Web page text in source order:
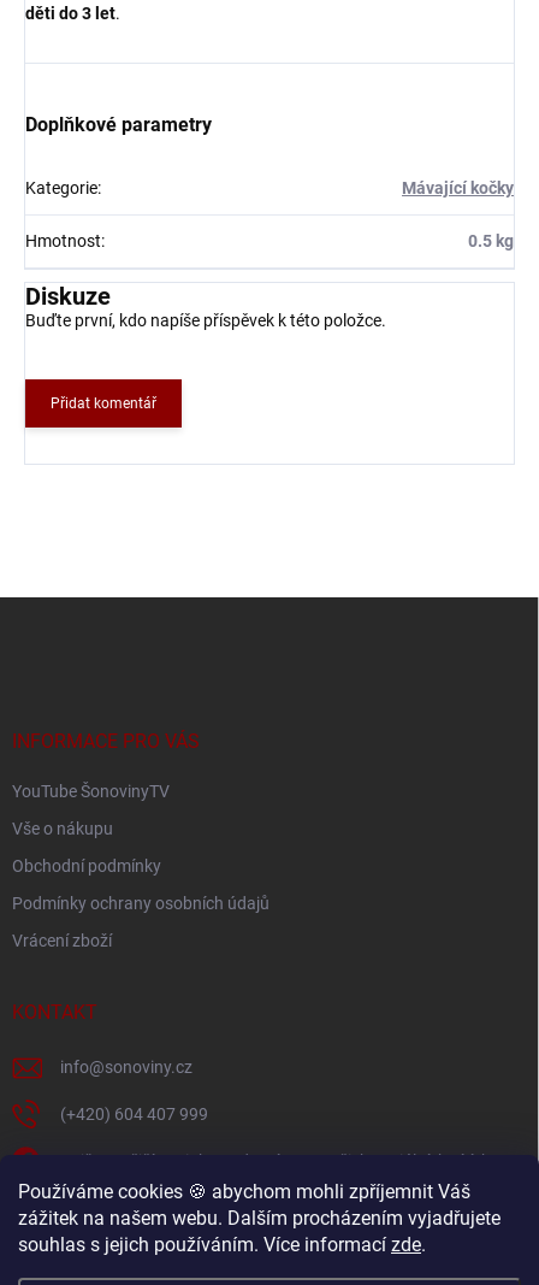
Používáme cookies 🍪 abychom mohli zpříjemnit Váš
zážitek na našem webu. Dalším procházením vyjadřujete
souhlas s jejich používáním. Více informací zde.
děti do 3 let.
Doplňkové parametry
Kategorie: Mávající kočky
Hmotnost: 0.5 kg
Diskuze
Buďte první, kdo napíše příspěvek k této položce.
Přidat komentář
INFORMACE PRO VÁS
YouTube ŠonovinyTV
Vše o nákupu
Obchodní podmínky
Podmínky ochrany osobních údajů
Vrácení zboží
KONTAKT
info@sonoviny.cz
(+420) 604 407 999
Nejčerstvější novinky se dozvíte na našich sociálních sítích
sonoviny.cz
Videorecepty - Vaše oblíbené recepty v pohodlí domova